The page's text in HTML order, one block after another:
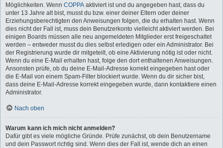
Möglichkeiten. Wenn COPPA aktiviert ist und du angegeben hast, dass du
unter 13 Jahre alt bist, musst du bzw. einer deiner Eltern oder deiner
Erziehungsberechtigten den Anweisungen folgen, die du erhalten hast. Wenn
dies nicht der Fall ist, muss dein Benutzerkonto vielleicht aktiviert werden. Bei
einigen Boards müssen alle neu angemeldeten Mitglieder erst freigeschaltet
werden – entweder musst du dies selbst erledigen oder ein Administrator. Bei
der Registrierung wurde dir mitgeteilt, ob eine Aktivierung nötig ist oder nicht.
Wenn du eine E-Mail erhalten hast, folge den dort enthaltenen Anweisungen.
Ansonsten prüfe, ob du deine E-Mail-Adresse korrekt eingegeben hast oder
die E-Mail von einem Spam-Filter blockiert wurde. Wenn du dir sicher bist,
dass deine E-Mail-Adresse korrekt eingegeben wurde, dann kontaktiere einen
Administrator.
Nach oben
Warum kann ich mich nicht anmelden?
Dafür gibt es viele mögliche Gründe. Prüfe zunächst, ob dein Benutzername
und dein Passwort richtig sind. Wenn dies der Fall ist, wende dich an einen